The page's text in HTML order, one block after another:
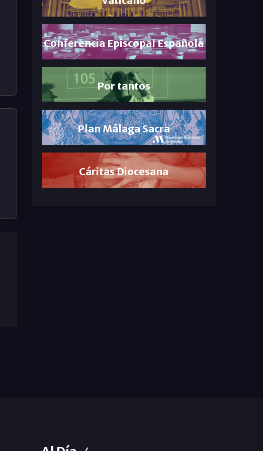
Conferencia Episcopal Española
Por tantos
Plan Málaga Sacra
Cáritas Diocesana